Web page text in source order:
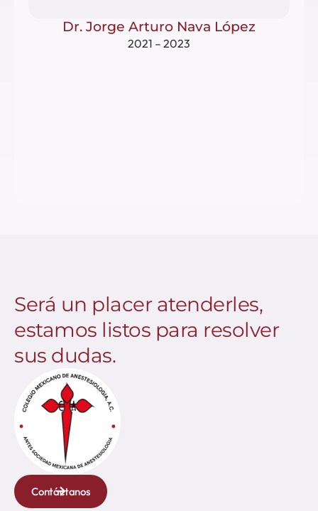
Dr. Jorge Arturo Nava López
2021 – 2023
Será un placer atenderles,
estamos listos para resolver
sus dudas.
Contáctanos